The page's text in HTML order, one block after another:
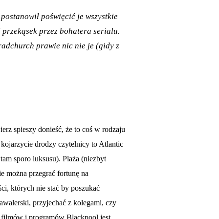
poświęcić je wszystkie
przez bohatera serialu.
prawie nic nie je (gidy z
spieszy donieść, że to coś w rodzaju
drodzy czytelnicy to Atlantic
sporo luksusu). Plaża (niezbyt
można przegrać fortunę na
których nie stać by poszukać
przyjechać z kolegami, czy
filmów i programów Blackpool jest